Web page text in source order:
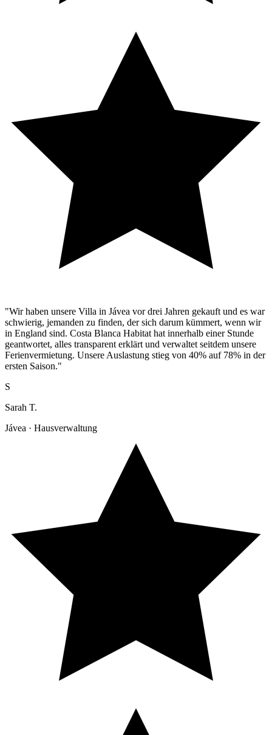
"Wir haben unsere Villa in Jávea vor drei Jahren gekauft und es war
schwierig, jemanden zu finden, der sich darum kümmert, wenn wir
in England sind. Costa Blanca Habitat hat innerhalb einer Stunde
geantwortet, alles transparent erklärt und verwaltet seitdem unsere
Ferienvermietung. Unsere Auslastung stieg von 40% auf 78% in der
ersten Saison."
S
Sarah T.
Jávea · Hausverwaltung